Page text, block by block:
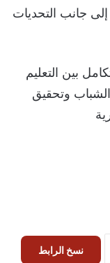
إلى جانب التحديات
بين التعليم
وتحقيق
نسخ الرابط